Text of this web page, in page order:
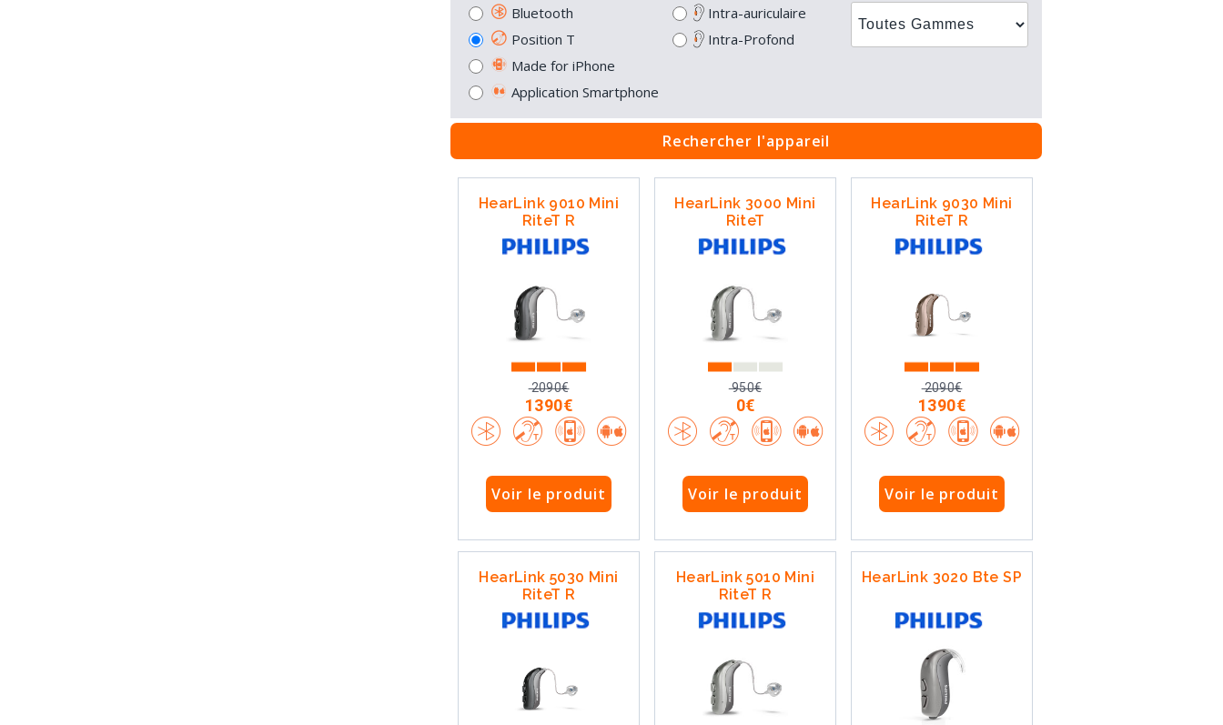
Bluetooth
Position T
Made for iPhone
Application Smartphone
Intra-auriculaire
Intra-Profond
Rechercher l'appareil
HearLink 9010 Mini
RiteT R
2090€
1390€
Voir le produit
HearLink 3000 Mini
RiteT
950€
0€
Voir le produit
HearLink 9030 Mini
RiteT R
2090€
1390€
Voir le produit
HearLink 5030 Mini
RiteT R
HearLink 5010 Mini
RiteT R
HearLink 3020 Bte SP